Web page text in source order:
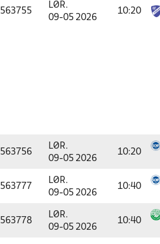
563755
LØR.
09-05 2026
10:20
563756
LØR.
09-05 2026
10:20
563777
LØR.
09-05 2026
10:40
563778
LØR.
09-05 2026
10:40